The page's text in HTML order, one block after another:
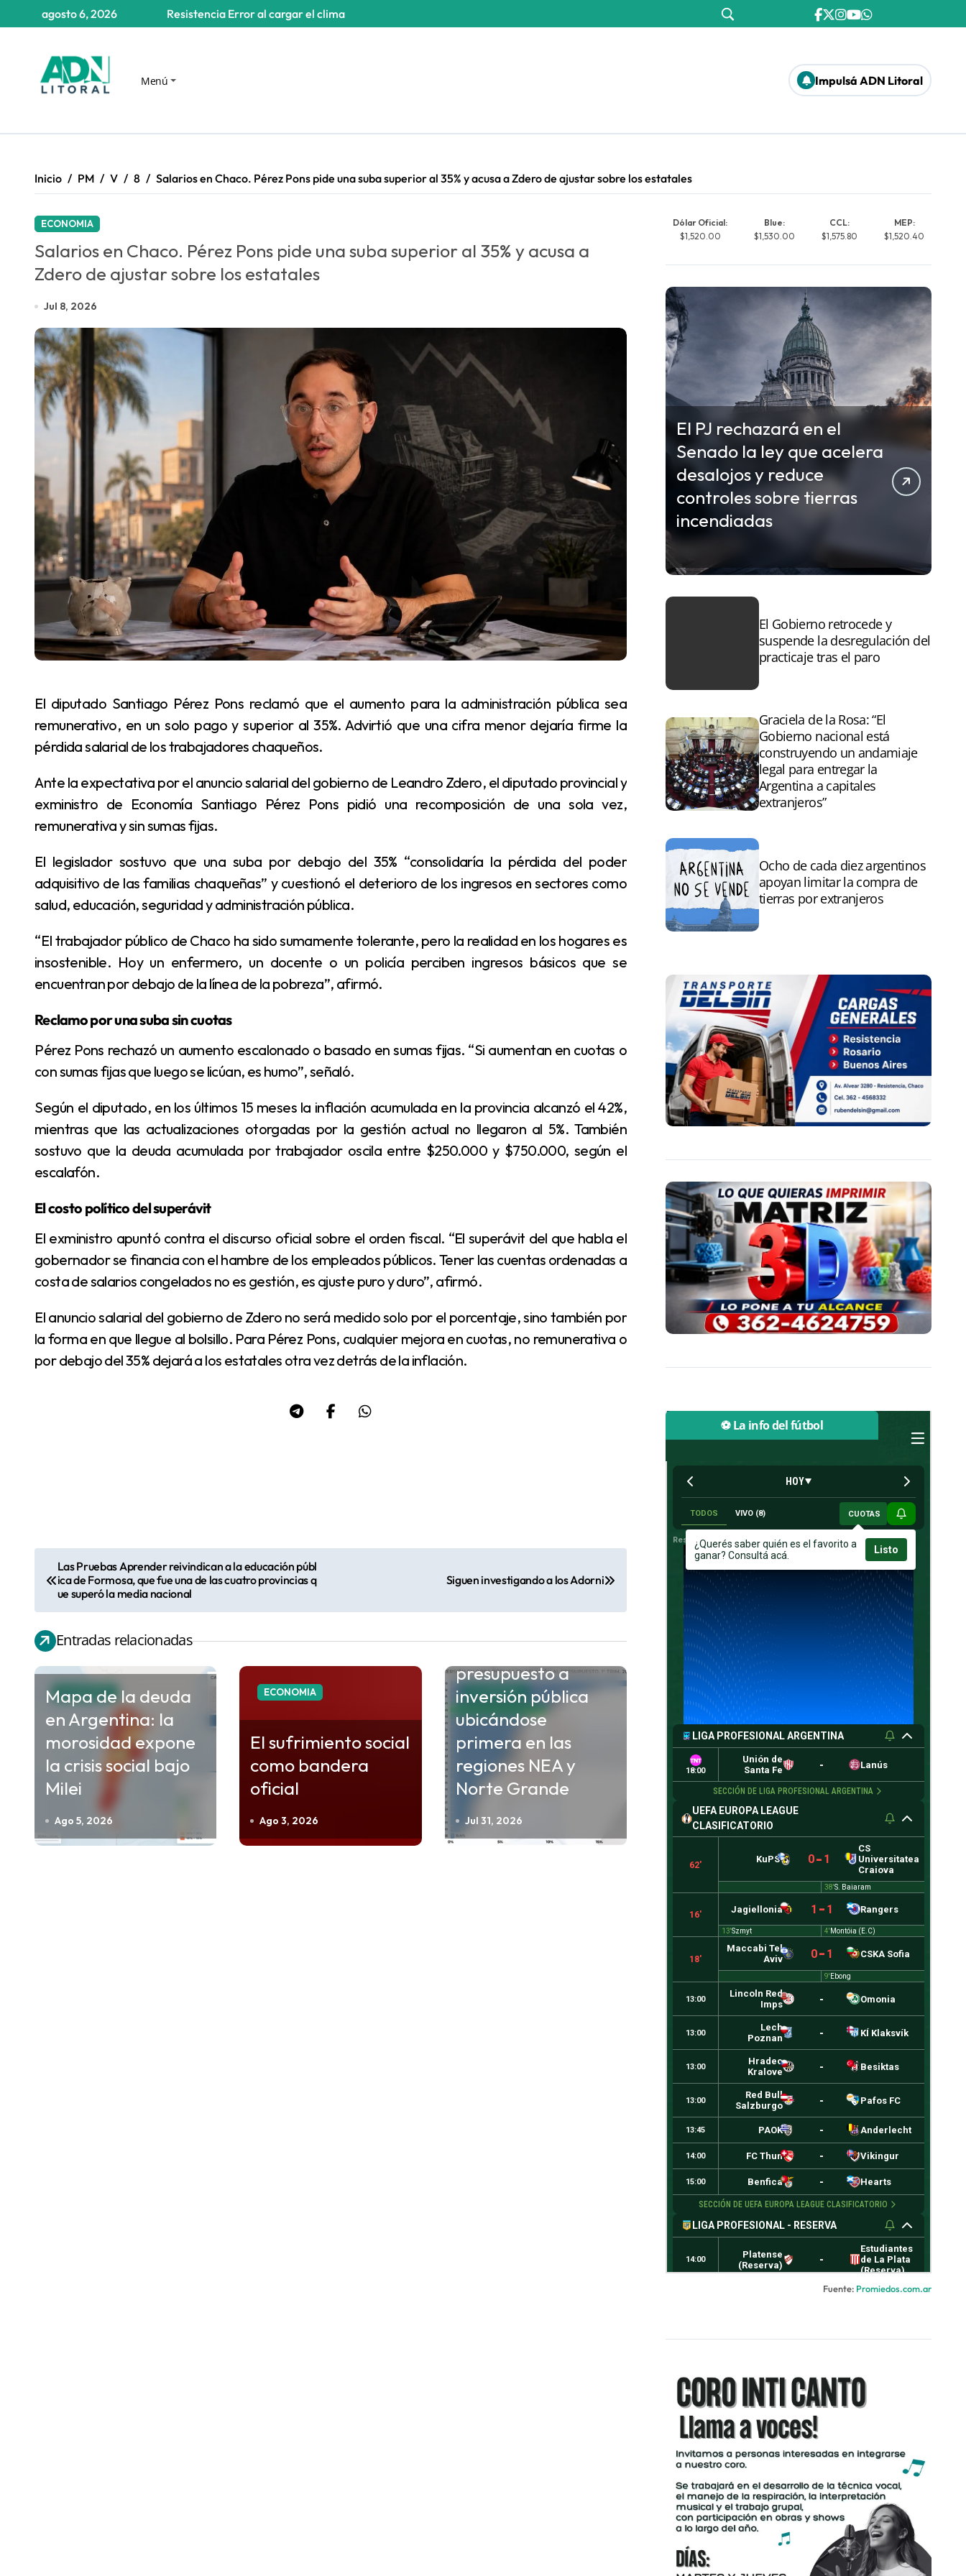
Resistencia Error al cargar el clima
agosto 6, 2026
Menú Impulsá ADN Litoral
Inicio PM V 8 Salarios en Chaco. Pérez Pons pide una suba superior al 35% y acusa a Zdero de ajustar sobre los estatales
ECONOMIA
Salarios en Chaco. Pérez Pons pide una suba superior al 35% y acusa a
Zdero de ajustar sobre los estatales
Jul 8, 2026
El diputado Santiago Pérez Pons reclamó que el aumento para la administración pública sea
remunerativo, en un solo pago y superior al 35%. Advirtió que una cifra menor dejaría firme la
pérdida salarial de los trabajadores chaqueños.
Ante la expectativa por el anuncio salarial del gobierno de Leandro Zdero, el diputado provincial y
exministro de Economía Santiago Pérez Pons pidió una recomposición de una sola vez,
remunerativa y sin sumas fijas.
El legislador sostuvo que una suba por debajo del 35% “consolidaría la pérdida del poder
adquisitivo de las familias chaqueñas” y cuestionó el deterioro de los ingresos en sectores como
salud, educación, seguridad y administración pública.
“El trabajador público de Chaco ha sido sumamente tolerante, pero la realidad en los hogares es
insostenible. Hoy un enfermero, un docente o un policía perciben ingresos básicos que se
encuentran por debajo de la línea de la pobreza”, afirmó.
Reclamo por una suba sin cuotas
Pérez Pons rechazó un aumento escalonado o basado en sumas fijas. “Si aumentan en cuotas o
con sumas fijas que luego se licúan, es humo”, señaló.
Según el diputado, en los últimos 15 meses la inflación acumulada en la provincia alcanzó el 42%,
mientras que las actualizaciones otorgadas por la gestión actual no llegaron al 5%. También
sostuvo que la deuda acumulada por trabajador oscila entre $250.000 y $750.000, según el
escalafón.
El costo político del superávit
El exministro apuntó contra el discurso oficial sobre el orden fiscal. “El superávit del que habla el
gobernador se financia con el hambre de los empleados públicos. Tener las cuentas ordenadas a
costa de salarios congelados no es gestión, es ajuste puro y duro”, afirmó.
El anuncio salarial del gobierno de Zdero no será medido solo por el porcentaje, sino también por
la forma en que llegue al bolsillo. Para Pérez Pons, cualquier mejora en cuotas, no remunerativa o
por debajo del 35% dejará a los estatales otra vez detrás de la inflación.
v
e
Las Pruebas Aprender reivindican a la educación públ
ica de Formosa, que fue una de las cuatro provincias q
ue superó la media nacional
Siguen investigando a los Adorni
Entradas relacionadas
ECONOMIA
Mapa de la deuda
en Argentina: la
morosidad expone
la crisis social bajo
Milei
Ago 5, 2026
ECONOMIA
El sufrimiento social
como bandera
oficial
Ago 3, 2026
ECONOMIA
presupuesto a
inversión pública
ubicándose
primera en las
regiones NEA y
Norte Grande
Jul 31, 2026
Dólar Oficial:
$1,520.00
Blue:
$1,530.00
CCL:
$1,575.80
MEP:
$1,520.40
El PJ rechazará en el
Senado la ley que acelera
desalojos y reduce
controles sobre tierras
incendiadas
El Gobierno retrocede y
suspende la desregulación del
practicaje tras el paro
Graciela de la Rosa: “El
Gobierno nacional está
construyendo un andamiaje
legal para entregar la
Argentina a capitales
extranjeros”
Ocho de cada diez argentinos
apoyan limitar la compra de
tierras por extranjeros
⚽ La info del fútbol
Fuente: Promiedos.com.ar